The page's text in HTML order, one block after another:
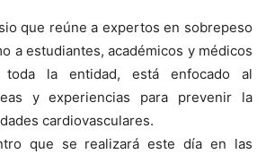
que reúne a expertos en sobrepeso
a estudiantes, académicos y médicos
toda la entidad, está enfocado al
y experiencias para prevenir la
cardiovasculares.
que se realizará este día en las